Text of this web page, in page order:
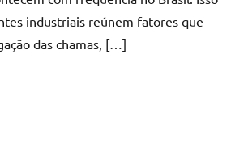
industriais reúnem fatores que
das chamas, […]